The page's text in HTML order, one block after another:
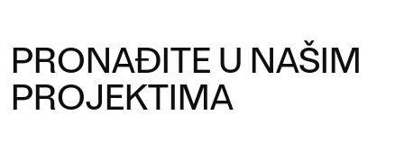
PRONAĐITE U NAŠIM
PROJEKTIMA